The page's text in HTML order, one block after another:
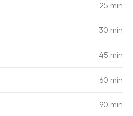
25 min
30 min
45 min
60 min
90 min